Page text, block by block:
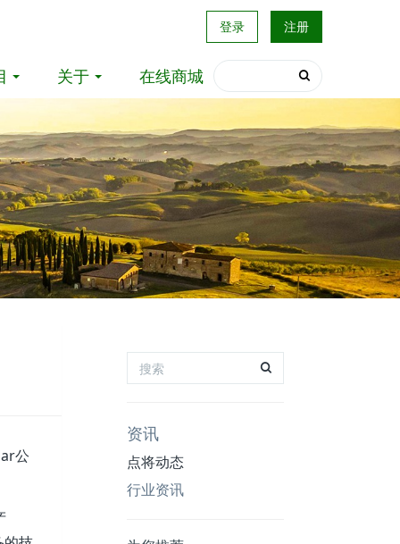
登录 注册
关于 在线商城
公
资讯
点将动态
行业资讯